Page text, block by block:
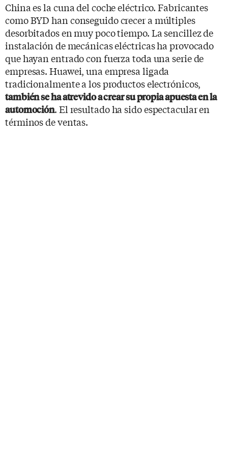
China es la cuna del coche eléctrico. Fabricantes
como BYD han conseguido crecer a múltiples
desorbitados en muy poco tiempo. La sencillez de
instalación de mecánicas eléctricas ha provocado
que hayan entrado con fuerza toda una serie de
empresas. Huawei, una empresa ligada
tradicionalmente a los productos electrónicos,
también se ha atrevido a crear su propia apuesta en la
automoción. El resultado ha sido espectacular en
términos de ventas.